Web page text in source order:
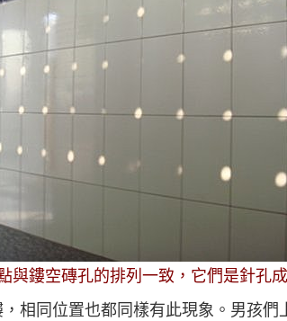
與鏤空磚孔的排列一致，它們是針孔
相同位置也都同樣有此現象。男孩